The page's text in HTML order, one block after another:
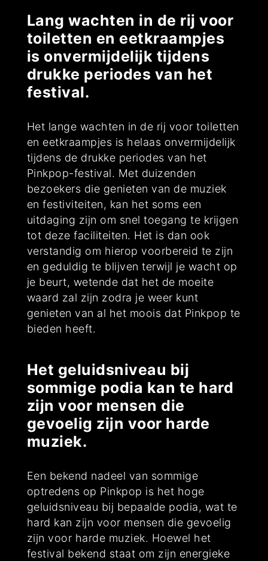
Lang wachten in de rij voor
toiletten en eetkraampjes
is onvermijdelijk tijdens
drukke periodes van het
festival.
Het lange wachten in de rij voor toiletten
en eetkraampjes is helaas onvermijdelijk
tijdens de drukke periodes van het
Pinkpop-festival. Met duizenden
bezoekers die genieten van de muziek
en festiviteiten, kan het soms een
uitdaging zijn om snel toegang te krijgen
tot deze faciliteiten. Het is dan ook
verstandig om hierop voorbereid te zijn
en geduldig te blijven terwijl je wacht op
je beurt, wetende dat het de moeite
waard zal zijn zodra je weer kunt
genieten van al het moois dat Pinkpop te
bieden heeft.
Het geluidsniveau bij
sommige podia kan te hard
zijn voor mensen die
gevoelig zijn voor harde
muziek.
Een bekend nadeel van sommige
optredens op Pinkpop is het hoge
geluidsniveau bij bepaalde podia, wat te
hard kan zijn voor mensen die gevoelig
zijn voor harde muziek. Hoewel het
festival bekend staat om zijn energieke